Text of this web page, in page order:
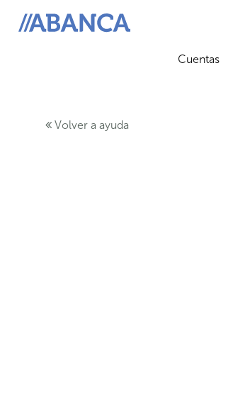
ABANCA
Cuentas
Volver a ayuda